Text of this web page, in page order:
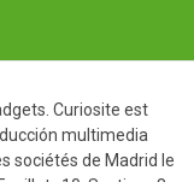
Curiosite est
multimedia
sociétés de Madrid le